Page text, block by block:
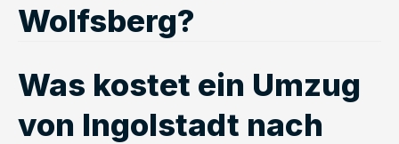
Wolfsberg?
Was kostet ein Umzug
von Ingolstadt nach